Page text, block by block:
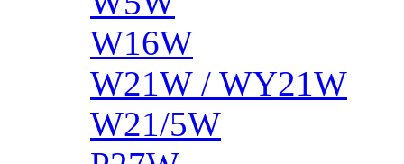
W16W
W21W / WY21W
W21/5W